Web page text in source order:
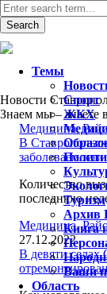
Новости
Знаем мы – знаете
Медицина,
В
Количество
последнюю
Медицина,
27.12.2022
В девяти селах
Темы
Спорт
ЖКХ
Туризм
Архив
Книга
Ваши
Область